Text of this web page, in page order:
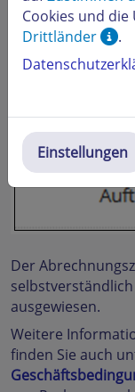
Der
ausgewiesen.
Weitere
finden Sie auch
Cookies und
Drittländer
.
Einstellungen